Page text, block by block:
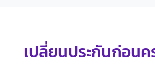
เปลี่ยนประกันก่อน